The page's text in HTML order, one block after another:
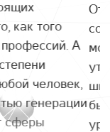
как того
А
человек,
генерации
сферы